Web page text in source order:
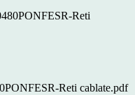
Reti
Reti cablate.pdf